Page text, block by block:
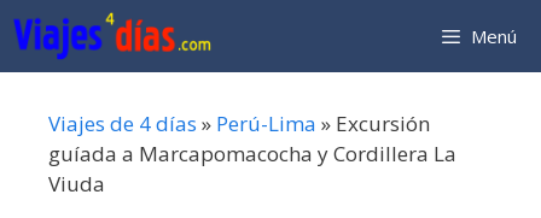
Saltar
al
contenido
Menú
Viajes de 4 días » Perú-Lima » Excursión
guíada a Marcapomacocha y Cordillera La
Viuda